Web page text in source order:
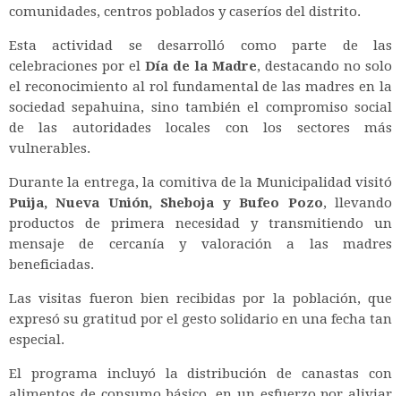
comunidades, centros poblados y caseríos del distrito.
Esta actividad se desarrolló como parte de las
celebraciones por elDía de la Madre, destacando no solo
el reconocimiento al rol fundamental de las madres en la
sociedad sepahuina, sino también el compromiso social
de las autoridades locales con los sectores más
vulnerables.
Durante la entrega, la comitiva de la Municipalidad visitó
Puija, Nueva Unión, Sheboja y Bufeo Pozo, llevando
productos de primera necesidad y transmitiendo un
mensaje de cercanía y valoración a las madres
beneficiadas.
Las visitas fueron bien recibidas por la población, que
expresó su gratitud por el gesto solidario en una fecha tan
especial.
El programa incluyó la distribución de canastas con